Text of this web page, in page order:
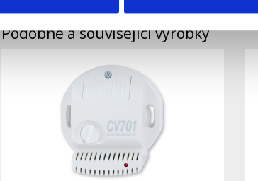
Podobné a související výrobky